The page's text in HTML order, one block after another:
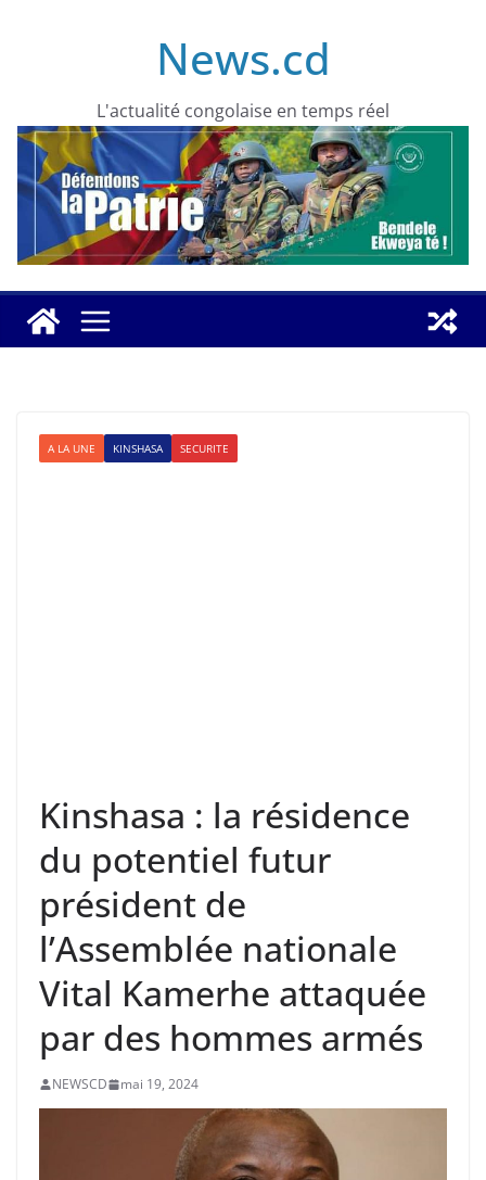
News.cd
L'actualité congolaise en temps réel
A LA UNE KINSHASA SECURITE
Kinshasa : la résidence
du potentiel futur
président de
l’Assemblée nationale
Vital Kamerhe attaquée
par des hommes armés
NEWSCD mai 19, 2024